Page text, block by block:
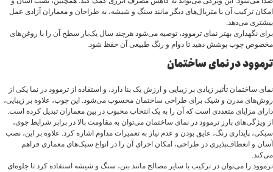
امکان ترکیب آن با متریال‌های دیگر مانند سنگ و شیشه، به طراحان و معماران آزادی عمل
بیشتری می‌دهد.
برای نگهداری بهتر نمای ترموود، توصیه می‌شود هرچند سال یک‌بار سطح آن را با روغن‌های
مخصوص چوب پوشش دهید تا دوام و رنگ طبیعی آن حفظ شود.
ترموود در نمای ساختمان
نمای ساختمان تأثیر زیادی بر زیبایی و ارزش یک بنا دارد، و استفاده از ترموود در نما یکی از
روش‌های مدرن و شیک برای طراحی ساختمان محسوب می‌شود. این چوب، علاوه بر زیبایی،
دارای مزایای متعددی است که آن را به یک انتخاب محبوب در بین معماران تبدیل کرده است.
از ویژگی‌های بارز ترموود در نمای ساختمان می‌توان به مقاومت بالا در برابر شرایط جوی،
سبکی، پایداری رنگ، عایق بودن و عدم نیاز به تعمیرات مداوم اشاره کرد. علاوه بر این، نصب
آسان و انعطاف‌پذیری در طراحی، امکان اجرای آن را در انواع سبک‌های معماری فراهم
می‌کند.
ترموود را می‌توان در ترکیب با سایر مصالح مانند بتن، سنگ و شیشه استفاده کرد تا جلوه‌ای